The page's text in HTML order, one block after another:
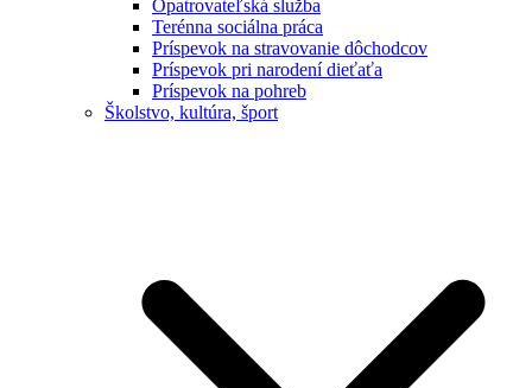
Opatrovateľská služba
Terénna sociálna práca
Príspevok na stravovanie dôchodcov
Príspevok pri narodení dieťaťa
Príspevok na pohreb
Školstvo, kultúra, šport